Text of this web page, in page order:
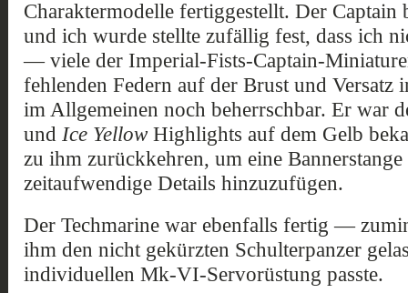
Charaktermodelle fertiggestellt. Der
und ich wurde stellte zufällig fest, dass ich
— viele der Imperial-Fists-Captain-
fehlenden Federn auf der Brust und Versatz
im Allgemeinen noch beherrschbar. Er war
und Ice YellowHighlights auf dem Gelb
zu ihm zurückkehren, um eine
zeitaufwendige Details hinzuzufügen.
Der Techmarine war ebenfalls fertig —
ihm den nicht gekürzten Schulterpanzer
individuellen Mk-VI-Servorüstung passte.